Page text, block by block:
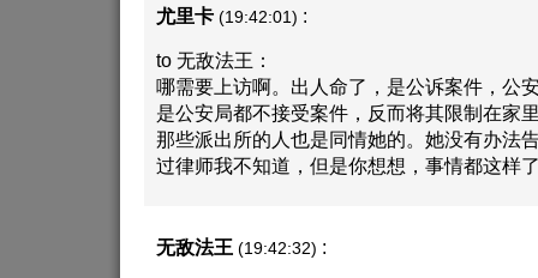
尤里卡 (19:42:01) :
to 无敌法王：
哪需要上访啊。出人命了，是公诉案件，公
是公安局都不接受案件，反而将其限制在家
那些派出所的人也是同情她的。她没有办法
过律师我不知道，但是你想想，事情都这样
无敌法王 (19:42:32) :